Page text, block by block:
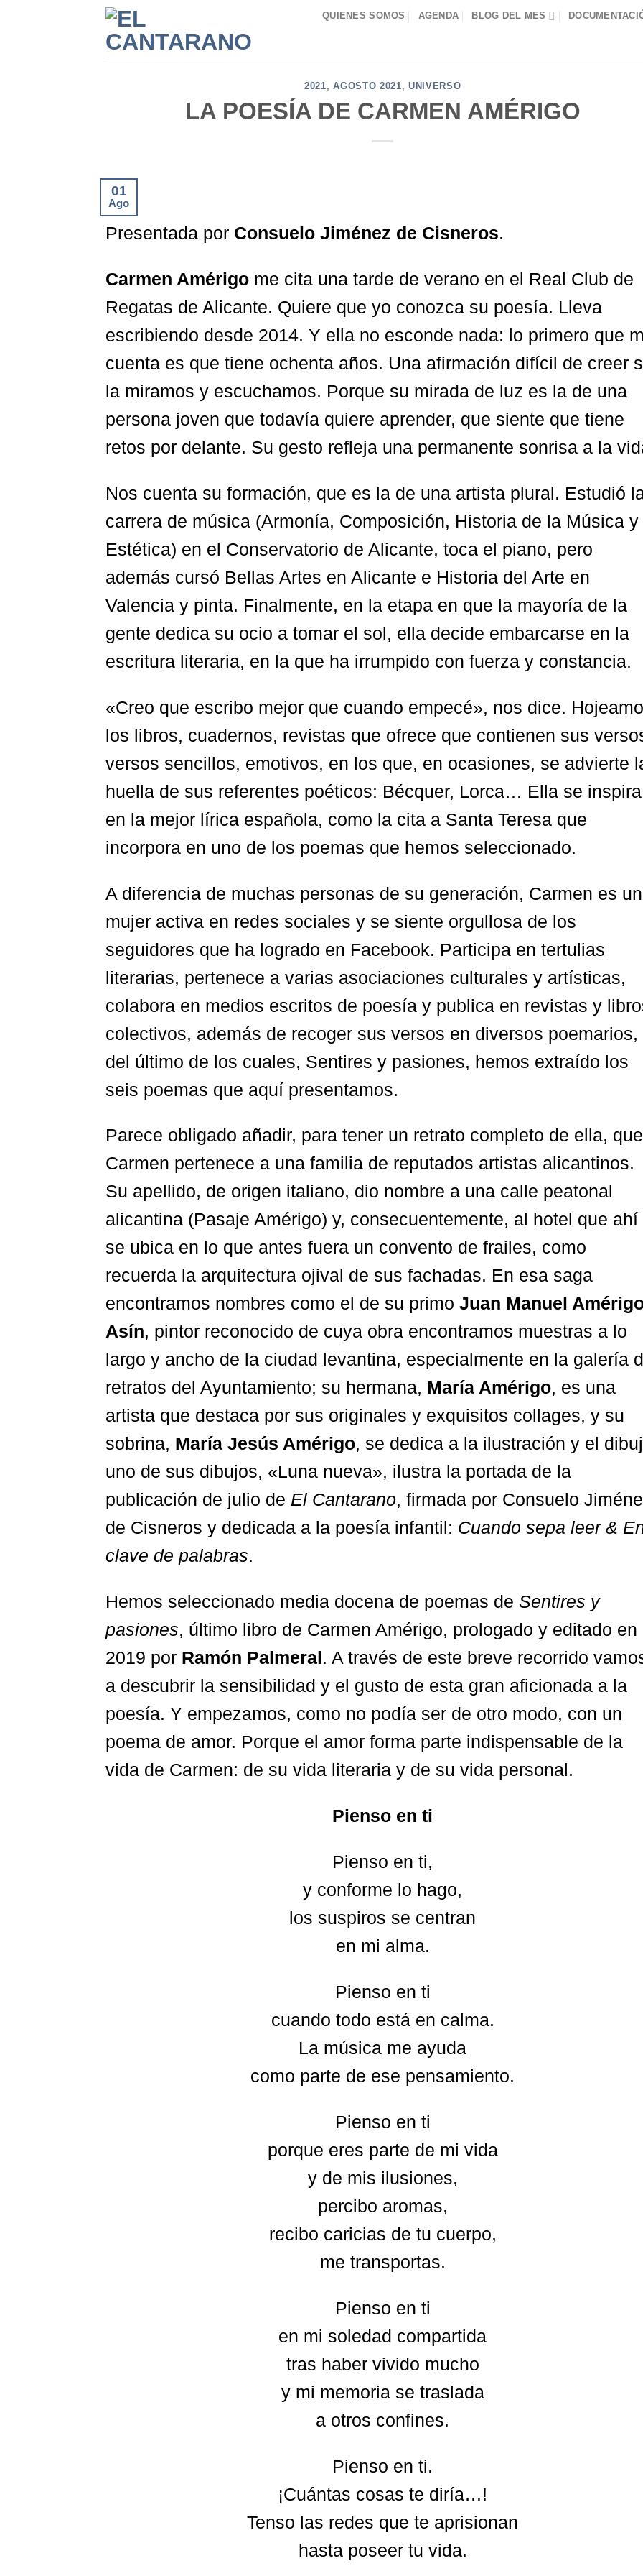
QUIENES SOMOS AGENDA BLOG DEL MES
2021,AGOSTO 2021, UNIVERSO
LA POESÍA DE CARMEN AMÉRIGO
01
Ago
Presentada por Consuelo Jiménez de Cisneros.
Carmen Amérigo me cita una tarde de verano en el Real Club de
Regatas de Alicante. Quiere que yo conozca su poesía. Lleva
escribiendo desde 2014. Y ella no esconde nada: lo primero que
cuenta es que tiene ochenta años. Una afirmación difícil de creer
la miramos y escuchamos. Porque su mirada de luz es la de una
persona joven que todavía quiere aprender, que siente que tiene
retos por delante. Su gesto refleja una permanente sonrisa a la
Nos cuenta su formación, que es la de una artista plural. Estudió
carrera de música (Armonía, Composición, Historia de la Música y
Estética) en el Conservatorio de Alicante, toca el piano, pero
además cursó Bellas Artes en Alicante e Historia del Arte en
Valencia y pinta. Finalmente, en la etapa en que la mayoría de la
gente dedica su ocio a tomar el sol, ella decide embarcarse en la
escritura literaria, en la que ha irrumpido con fuerza y constancia.
«Creo que escribo mejor que cuando empecé», nos dice.
los libros, cuadernos, revistas que ofrece que contienen sus
versos sencillos, emotivos, en los que, en ocasiones, se advierte
huella de sus referentes poéticos: Bécquer, Lorca… Ella se inspira
en la mejor lírica española, como la cita a Santa Teresa que
incorpora en uno de los poemas que hemos seleccionado.
A diferencia de muchas personas de su generación, Carmen es
mujer activa en redes sociales y se siente orgullosa de los
seguidores que ha logrado en Facebook. Participa en tertulias
literarias, pertenece a varias asociaciones culturales y artísticas,
colabora en medios escritos de poesía y publica en revistas y
colectivos, además de recoger sus versos en diversos poemarios,
del último de los cuales, Sentires y pasiones, hemos extraído los
seis poemas que aquí presentamos.
Parece obligado añadir, para tener un retrato completo de ella, que
Carmen pertenece a una familia de reputados artistas alicantinos.
Su apellido, de origen italiano, dio nombre a una calle peatonal
alicantina (Pasaje Amérigo) y, consecuentemente, al hotel que ahí
se ubica en lo que antes fuera un convento de frailes, como
recuerda la arquitectura ojival de sus fachadas. En esa saga
encontramos nombres como el de su primo Juan Manuel
Asín, pintor reconocido de cuya obra encontramos muestras a lo
largo y ancho de la ciudad levantina, especialmente en la galería
retratos del Ayuntamiento; su hermana, María Amérigo, es una
artista que destaca por sus originales y exquisitos collages, y su
sobrina, María Jesús Amérigo, se dedica a la ilustración y el
uno de sus dibujos, «Luna nueva», ilustra la portada de la
publicación de julio de El Cantarano, firmada por Consuelo
de Cisneros y dedicada a la poesía infantil: Cuando sepa leer &
clave de palabras.
Hemos seleccionado media docena de poemas de Sentires y
pasiones, último libro de Carmen Amérigo, prologado y editado en
2019 por Ramón Palmeral. A través de este breve recorrido
a descubrir la sensibilidad y el gusto de esta gran aficionada a la
poesía. Y empezamos, como no podía ser de otro modo, con un
poema de amor. Porque el amor forma parte indispensable de la
vida de Carmen: de su vida literaria y de su vida personal.
Pienso en ti
Pienso en ti,
y conforme lo hago,
los suspiros se centran
en mi alma.
Pienso en ti
cuando todo está en calma.
La música me ayuda
como parte de ese pensamiento.
Pienso en ti
porque eres parte de mi vida
y de mis ilusiones,
percibo aromas,
recibo caricias de tu cuerpo,
me transportas.
Pienso en ti
en mi soledad compartida
tras haber vivido mucho
y mi memoria se traslada
a otros confines.
Pienso en ti.
¡Cuántas cosas te diría…!
Tenso las redes que te aprisionan
hasta poseer tu vida.